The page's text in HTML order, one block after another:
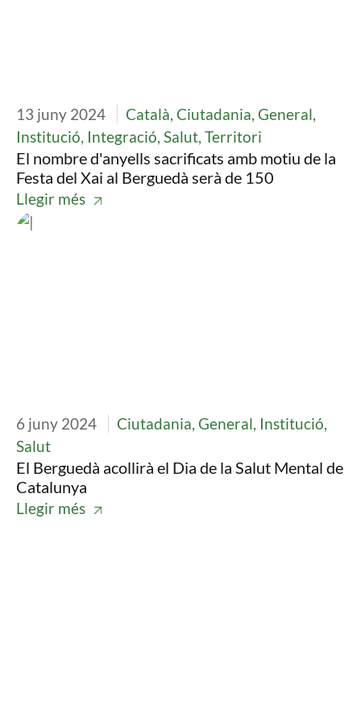
13 juny 2024
Català, Ciutadania, General,
Institució, Integració, Salut, Territori
El nombre d'anyells sacrificats amb motiu de la
Festa del Xai al Berguedà serà de 150
Llegir més
Imatge
6 juny 2024
Ciutadania, General, Institució,
Salut
El Berguedà acollirà el Dia de la Salut Mental de
Catalunya
Llegir més